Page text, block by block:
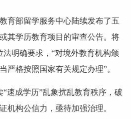
部留学服务中心陆续发布了五
其学历教育项目的审查公告。将
法明确要求，“对境外教育机构颁
严格按照国家有关规定办理”。
成学历”乱象扰乱教育秩序，破
机构公信力，亟待加强治理。